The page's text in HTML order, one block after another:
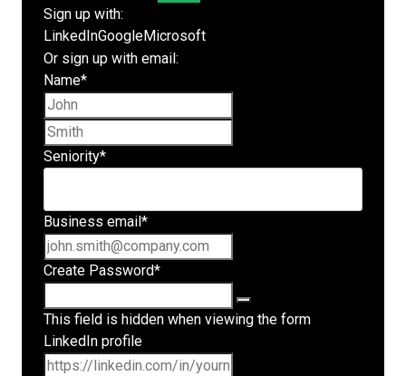
Sign up with:
LinkedInGoogleMicrosoft
Or sign up with email:
Name*
Seniority*
Business email *
Create Password*
This field is hidden when viewing the form
LinkedIn profile